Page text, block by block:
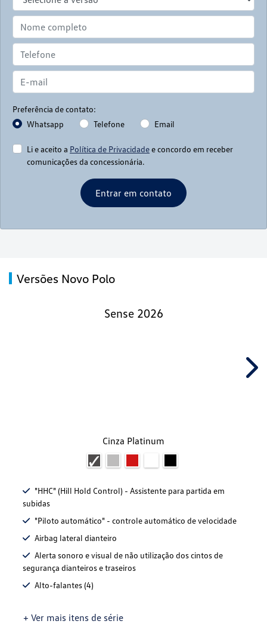
Preferência de contato:
Whatsapp
Telefone Email
Li e aceito a Política de Privacidadee concordo em receber
comunicações da concessionária.
Entrar em contato
Versões Novo Polo
Sense 2026
Cinza Platinum
"HHC" (Hill Hold Control) - Assistente para partida em
subidas
"Piloto automático" - controle automático de velocidade
Airbag lateral dianteiro
Alerta sonoro e visual de não utilização dos cintos de
segurança dianteiros e traseiros
Alto-falantes (4)
+ Ver mais itens de série